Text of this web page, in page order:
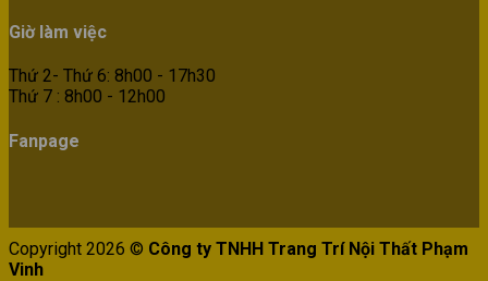
Giờ làm việc
Thứ 2- Thứ 6: 8h00 - 17h30
Thứ 7 : 8h00 - 12h00
Fanpage
Copyright 2026 © Công ty TNHH Trang Trí Nội Thất Phạm
Vinh